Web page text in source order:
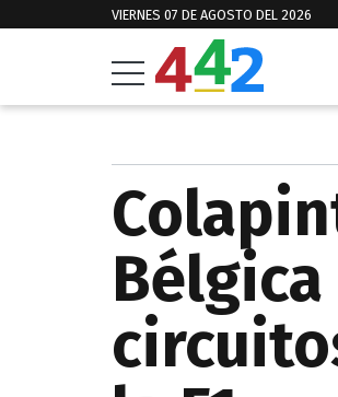
VIERNES 07 DE AGOSTO DEL 2026